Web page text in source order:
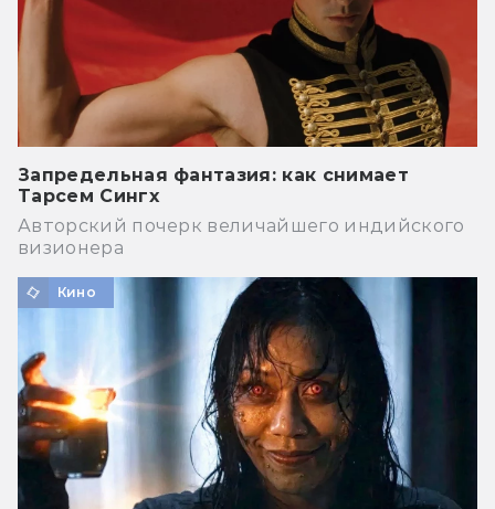
Запредельная фантазия: как снимает
Тарсем Сингх
Авторский почерк величайшего индийского
визионера
Кино